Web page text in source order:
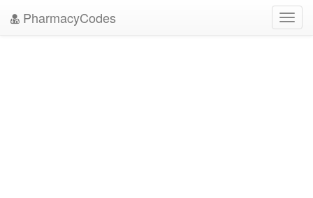
PharmacyCodes